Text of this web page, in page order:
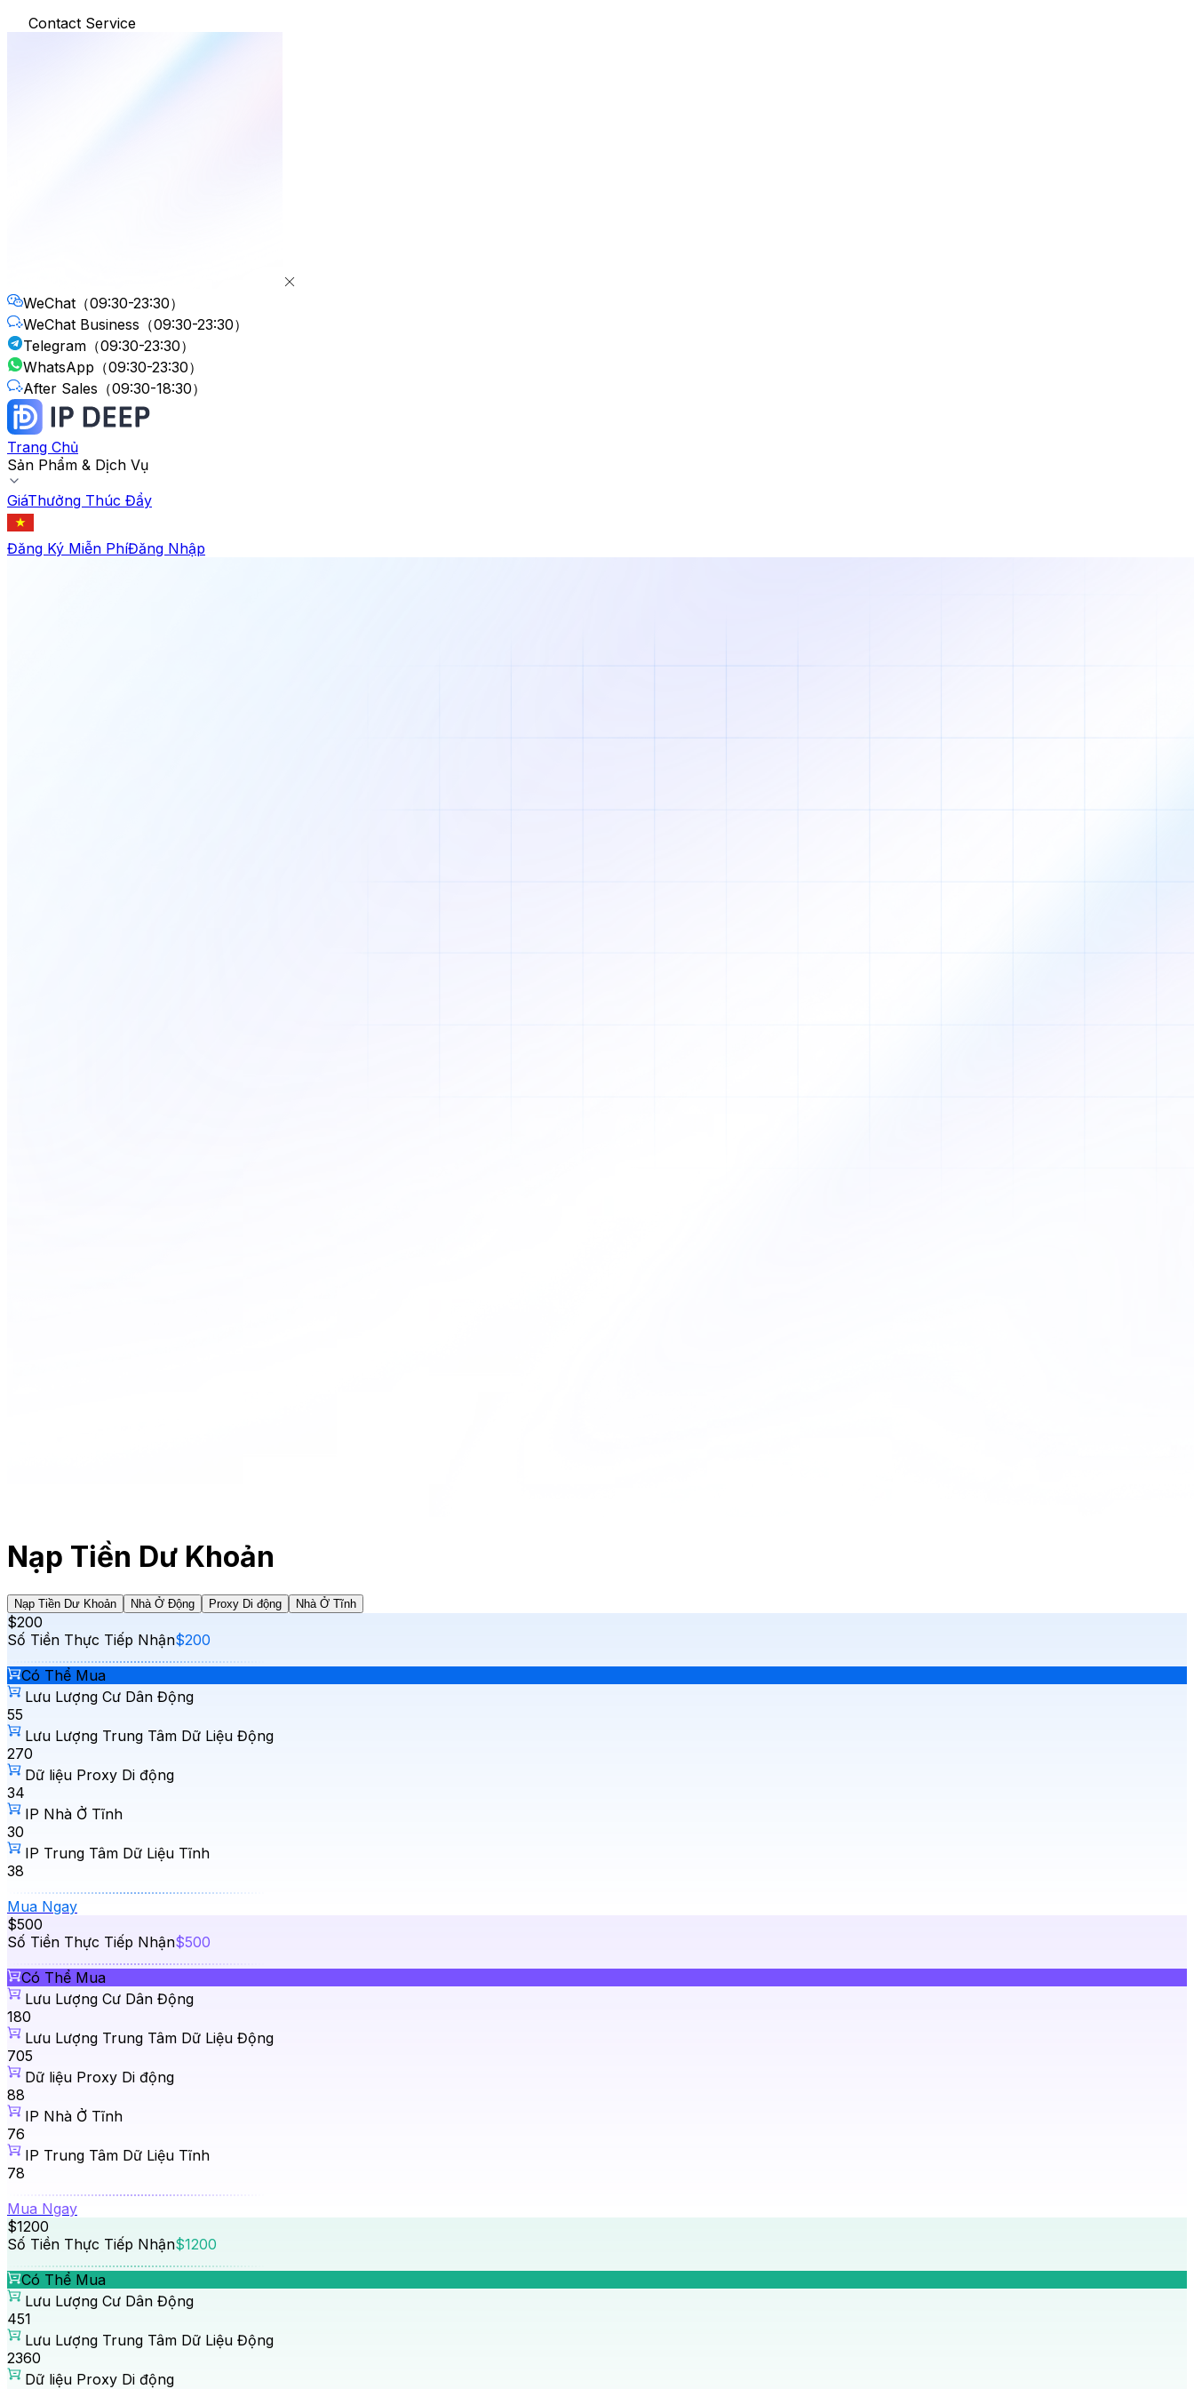
Contact Service
WeChat （09:30-23:30）
WeChat Business （09:30-23:30）
Telegram （09:30-23:30）
WhatsApp （09:30-23:30）
After Sales （09:30-18:30）
Trang Chủ
Sản Phẩm & Dịch Vụ
GiáThưởng Thúc Đẩy
Đăng Ký Miễn PhíĐăng Nhập
Nạp Tiền Dư Khoản
Nạp Tiền Dư Khoản Nhà Ở Động Proxy Di động Nhà Ở Tĩnh
$200
Số Tiền Thực Tiếp Nhận$200
Có Thể Mua
Lưu Lượng Cư Dân Động
55
Lưu Lượng Trung Tâm Dữ Liệu Động
270
Dữ liệu Proxy Di động
34
IP Nhà Ở Tĩnh
30
IP Trung Tâm Dữ Liệu Tĩnh
38
Mua Ngay
$500
Số Tiền Thực Tiếp Nhận$500
Có Thể Mua
Lưu Lượng Cư Dân Động
180
Lưu Lượng Trung Tâm Dữ Liệu Động
705
Dữ liệu Proxy Di động
88
IP Nhà Ở Tĩnh
76
IP Trung Tâm Dữ Liệu Tĩnh
78
Mua Ngay
$1200
Số Tiền Thực Tiếp Nhận$1200
Có Thể Mua
Lưu Lượng Cư Dân Động
451
Lưu Lượng Trung Tâm Dữ Liệu Động
2360
Dữ liệu Proxy Di động